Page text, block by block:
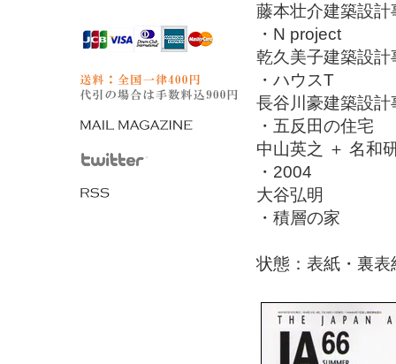
藤本壮介建築設計
・N project
乾久美子建築設計
・ハウスT
長谷川豪建築設計
・五反田の住宅
中山英之 ＋ 名和
・2004
大谷弘明
・積層の家
状態：表紙・裏